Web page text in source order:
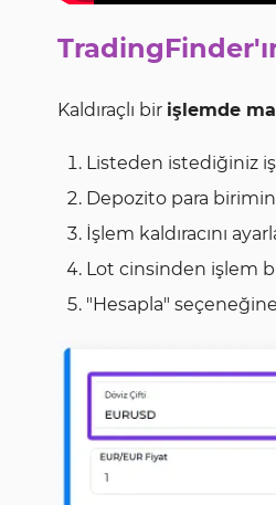
Kaldıraçlı bir işlemde
Listeden istediğiniz
Depozito para
İşlem kaldıracını
Lot cinsinden işlem
"Hesapla" seçeneğine